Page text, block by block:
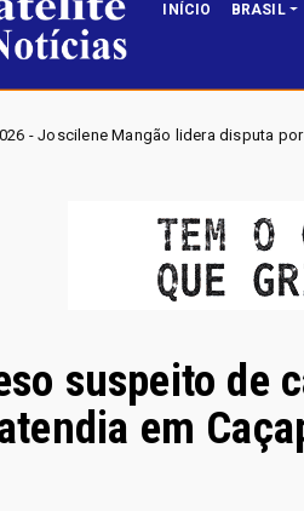
INÍCIO BRASIL
disputa por vaga na Alego em Novo
suspeito de
em